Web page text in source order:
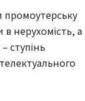
промоутерську
нерухомість, а
ступінь